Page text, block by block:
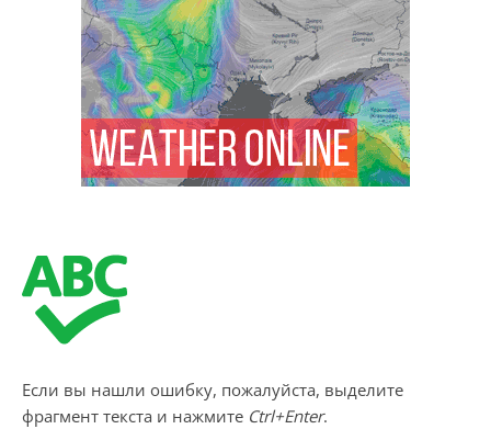
Если вы нашли ошибку, пожалуйста, выделите
фрагмент текста и нажмите Ctrl+Enter.